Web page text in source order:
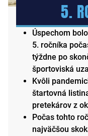
5.
Úspechom
5. ročníka
týždne po
športoviská
Kvôli
štartovná
pretekárov z
Počas tohto
najväčšou